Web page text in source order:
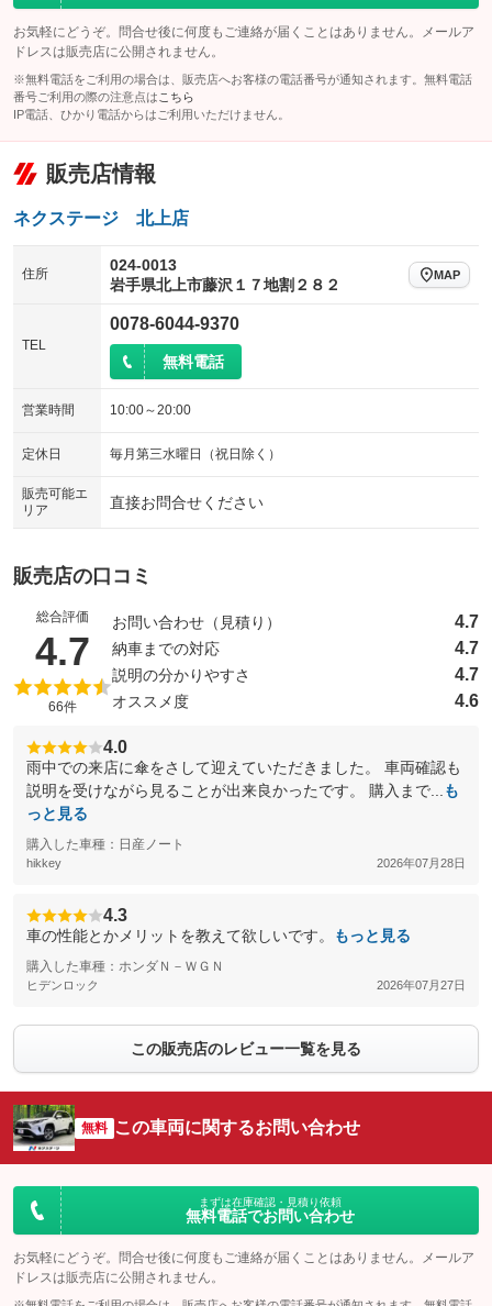
お気軽にどうぞ。問合せ後に何度もご連絡が届くことはありません。メールア
ドレスは販売店に公開されません。
※無料電話をご利用の場合は、販売店へお客様の電話番号が通知されます。無料電話
番号ご利用の際の注意点は こちら
IP電話、ひかり電話からはご利用いただけません。
販売店情報
ネクステージ 北上店
住所
024-0013
岩手県北上市藤沢１７地割２８２
MAP
TEL
0078-6044-9370
無料電話
営業時間 10:00～20:00
定休日 毎月第三水曜日（祝日除く）
販売可能エ
リア
直接お問合せください
販売店の口コミ
総合評価
4.7 （5点満点中）
66件
お問い合わせ（見積り） 4.7
納車までの対応 4.7
説明の分かりやすさ 4.7
オススメ度 4.6
4.0
雨中での来店に傘をさして迎えていただきました。 車両確認も
説明を受けながら見ることが出来良かったです。 購入まで...
も
っと見る
購入した車種：日産ノート
hikkey 2026年07月28日
4.3
車の性能とかメリットを教えて欲しいです。 もっと見る
購入した車種：ホンダＮ－ＷＧＮ
ヒデンロック 2026年07月27日
この販売店のレビュー一覧を見る
無料 この車両に関するお問い合わせ
まずは在庫確認・見積り依頼
無料電話でお問い合わせ
お気軽にどうぞ。問合せ後に何度もご連絡が届くことはありません。メールア
ドレスは販売店に公開されません。